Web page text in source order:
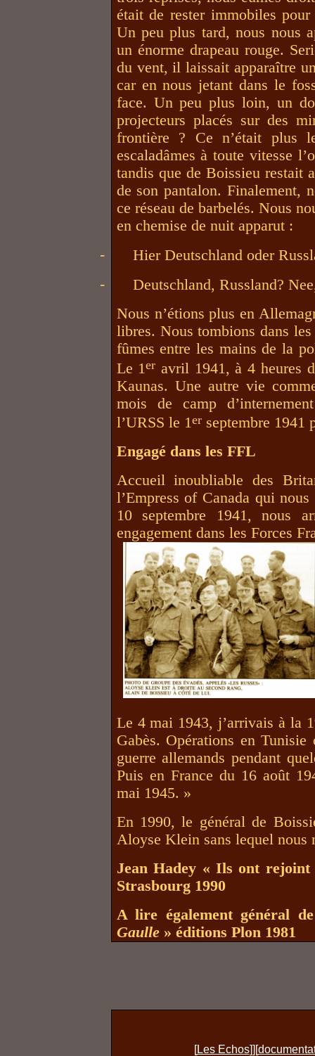
était de rester immobiles pour
Un peu plus tard, nous nous
un énorme drapeau rouge.
du vent, il laissait apparaître
car en nous jetant dans le
face. Un peu plus loin, un
projecteurs placés sur des
frontière ? Ce n’était plus
escaladâmes à toute vitesse
tandis que de Boissieu restait
de son pantalon. Finalement,
ce réseau de barbelés. Nous
en chemise de nuit apparut :
- Hier Deutschland oder
-
Deutschland, Russland?
Nous n’étions plus en
libres. Nous tombions dans
fûmes entre les mains de la
Le 1er avril 1941, à 4 heures
Kaunas. Une autre vie
mois de camp
l’URSS le 1erseptembre 1941
Engagé dans les FFL
Accueil inoubliable des
l’Empress of Canada qui
10 septembre 1941, nous
engagement dans les Forces
Le 4 mai 1943, j’arrivais à la 1
Gabès. Opérations en
guerre allemands pendant
Puis en France du 16 août
mai 1945. »
En 1990, le général de
Aloyse Klein sans lequel nous
Jean Hadey « Ils ont
Strasbourg 1990
A lire également général
Gaulle» éditions Plon 1981
[Les Echos]][